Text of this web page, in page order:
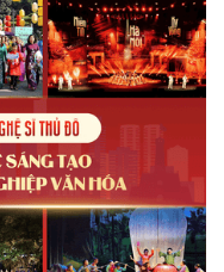
dậy, phát huy và tạo
triển sẽ là “chìa khóa”
văn hóa, nâng cao năng
một trung tâm sáng tạo